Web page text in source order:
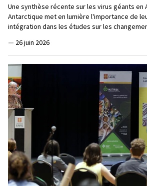
Une synthèse récente sur les virus géants en
Antarctique met en lumière l'importance de
intégration dans les études sur les
— 26 juin 2026